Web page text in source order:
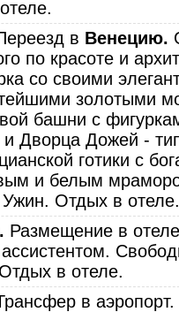
в Венецию.
по красоте и
со своими
золотыми
башни с
и Дворца Дожей -
готики с
и белым
Отдых в отеле.
Размещение в
в отеле.
в